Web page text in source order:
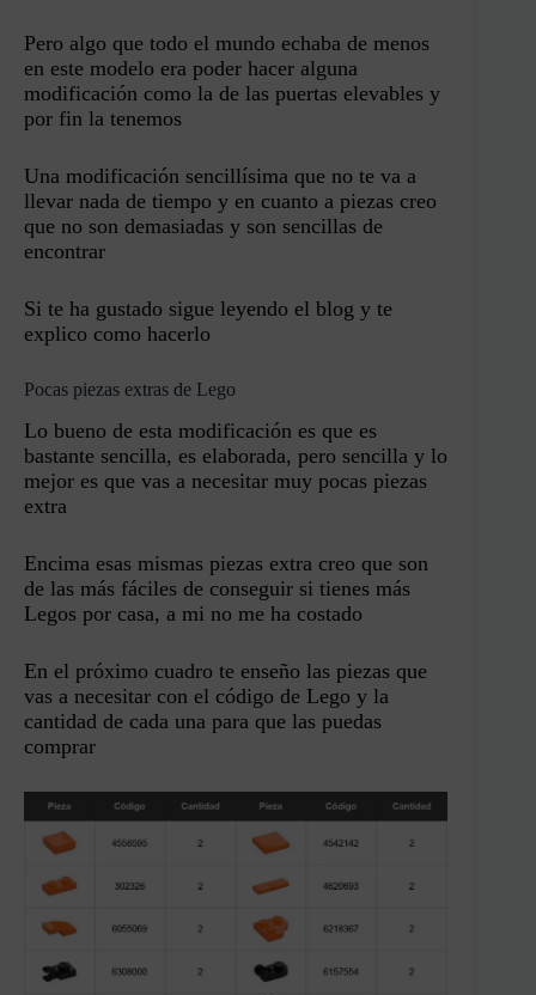
Pero algo que todo el mundo echaba de menos
en este modelo era poder hacer alguna
modificación como la de las puertas elevables y
por fin la tenemos
Una modificación sencillísima que no te va a
llevar nada de tiempo y en cuanto a piezas creo
que no son demasiadas y son sencillas de
encontrar
Si te ha gustado sigue leyendo el blog y te
explico como hacerlo
Pocas piezas extras de Lego
Lo bueno de esta modificación es que es
bastante sencilla, es elaborada, pero sencilla y lo
mejor es que vas a necesitar muy pocas piezas
extra
Encima esas mismas piezas extra creo que son
de las más fáciles de conseguir si tienes más
Legos por casa, a mi no me ha costado
En el próximo cuadro te enseño las piezas que
vas a necesitar con el código de Lego y la
cantidad de cada una para que las puedas
comprar